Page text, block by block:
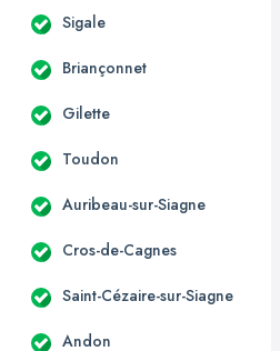
Sigale
Briançonnet
Gilette
Toudon
Auribeau-sur-Siagne
Cros-de-Cagnes
Saint-Cézaire-sur-Siagne
Andon